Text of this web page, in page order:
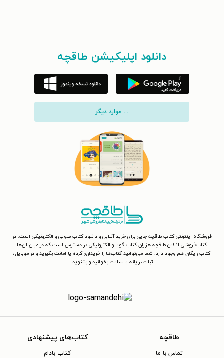
دانلود اپلیکیشن طاقچه
... موارد دیگر
فروشگاه اینترنتی کتاب طاقچه جایی برای خرید آنلاین و دانلود کتاب صوتی و الکترونیکی است. در
کتاب‌فروشی آنلاین طاقچه هزاران کتاب گویا و الکترونیکی در دسترس است که در میان آن‌ها
کتاب رایگان هم وجود دارد. شما می‌توانید کتاب‌ها را خریداری کرده یا امانت بگیرید و در موبایل،
تبلت، رایانه یا سایت بخوانید و بشنوید.
طاقچه
تماس با ما
کتاب‌های پیشنهادی
کتاب بادام